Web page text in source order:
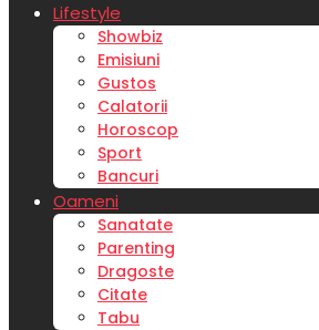
Lifestyle
Showbiz
Emisiuni
Gustos
Calatorii
Horoscop
Sport
Bancuri
Oameni
Sanatate
Parenting
Dragoste
Citate
Tabu